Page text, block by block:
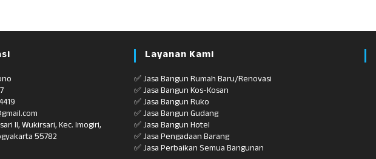
II, Wukirsari, Kec. Imogiri,
55782
Layanan Kami
✅ Jasa Bangun Rumah Baru/Renovasi
✅ Jasa Bangun Kos-Kosan
✅ Jasa Bangun Ruko
✅ Jasa Bangun Gudang
✅ Jasa Bangun Hotel
✅ Jasa Pengadaan Barang
✅ Jasa Perbaikan Semua Bangunan